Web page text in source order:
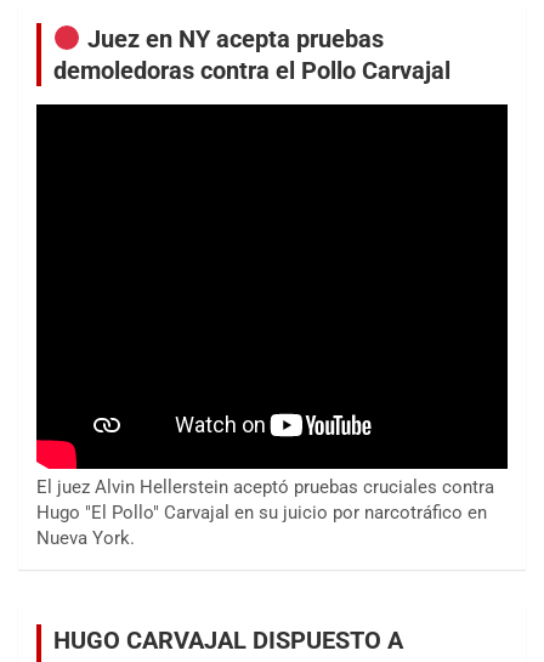
Juez en NY acepta pruebas
demoledoras contra el Pollo Carvajal
El juez Alvin Hellerstein aceptó pruebas cruciales contra
Hugo "El Pollo" Carvajal en su juicio por narcotráfico en
Nueva York.
HUGO CARVAJAL DISPUESTO A